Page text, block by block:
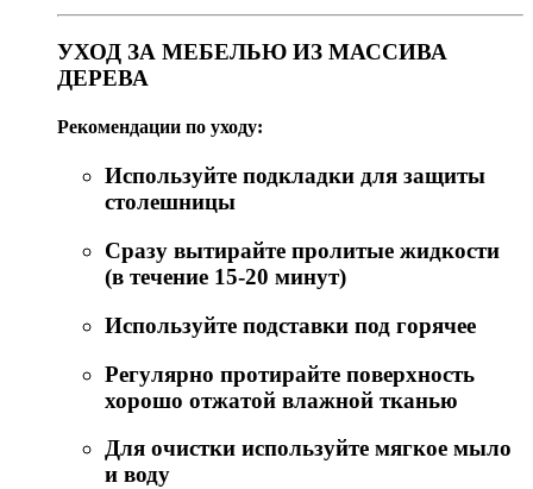
УХОД ЗА МЕБЕЛЬЮ ИЗ МАССИВА
ДЕРЕВА
Рекомендации по уходу:
Используйте подкладки для защиты
столешницы
Сразу вытирайте пролитые жидкости
(в течение 15-20 минут)
Используйте подставки под горячее
Регулярно протирайте поверхность
хорошо отжатой влажной тканью
Для очистки используйте мягкое мыло
и воду